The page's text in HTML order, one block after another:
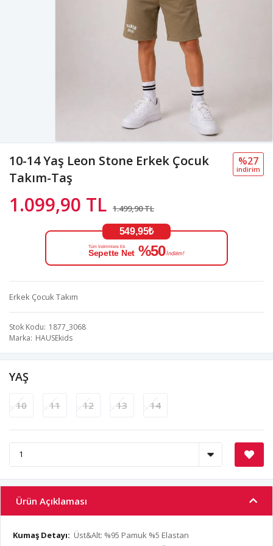
10-14 Yaş Leon Stone Erkek Çocuk
Takım-Taş
1.099,90 TL 1.499,90 TL
%27
i̇ndi̇ri̇m
549,95₺
Tüm İndirimlere Ek
Sepette Net %50 İndirim!
Erkek Çocuk Takım
Stok Kodu 1877_3068
Marka HAUSEkids
YAŞ
10 11 12 13 14
Ürün Açıklaması
Kumaş Detayı: Üst&Alt: %95 Pamuk %5 Elastan